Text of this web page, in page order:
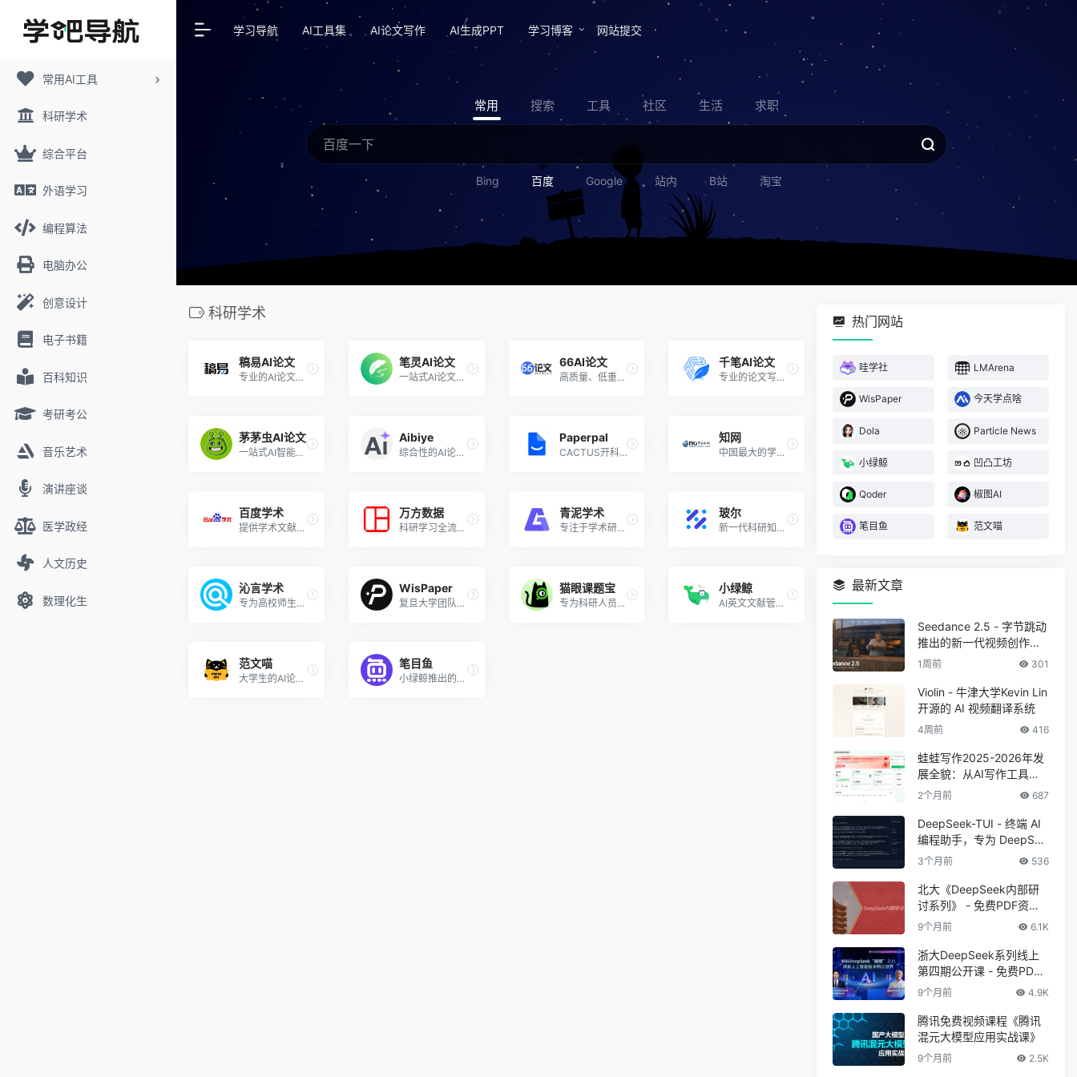
常用AI工具
科研学术
综合平台
外语学习
编程算法
电脑办公
创意设计
电子书籍
百科知识
考研考公
音乐艺术
演讲座谈
医学政经
人文历史
数理化生
学习导航 AI工具集 AI论文写作 AI生成PPT 学习博客 网站提交
常用 搜索 工具 社区 生活 求职
Bing 百度 Google 站内 B站 淘宝
科研学术
稿易AI论文
专业的AI论文写作助手，免费生成2000字大纲
笔灵AI论文
一站式AI论文写作助手
66AI论文
高质量、低重复率AI辅助论文写作工具
千笔AI论文
专业的论文写作指导工具
茅茅虫AI论文
一站式AI智能写作助手
Aibiye
综合性的AI论文写作AI平台
Paperpal
CACTUS开科思推出的英语论文AI写作工具
知网
中国最大的学术信息检索与服务平台
百度学术
提供学术文献检索和分析的平台
万方数据
科研学习全流程支持服务平台
青泥学术
专注于学术研究与写作的智能平台
玻尔
新一代科研知识库与AI学术搜索平台
沁言学术
专为高校师生、科研人员及知识工作者设计的AI科研写作工具
WisPaper
复旦大学团队推出的 AI 学术科研工具
猫眼课题宝
专为科研人员设计的AI课题申报辅助工具
小绿鲸
AI英文文献管理和阅读工具
范文喵
大学生的AI论文写作工具
笔目鱼
小绿鲸推出的专业AI英文论文写作工具
热门网站
哇学社 LMArena
WisPaper 今天学点啥
Dola Particle News
小绿鲸 凹凸工坊
Qoder 椒图AI
笔目鱼 范文喵
最新文章
Seedance 2.5 - 字节跳动
推出的新一代视频创作模
型
1周前 301
Violin - 牛津大学Kevin Lin
开源的 AI 视频翻译系统
4周前 416
蛙蛙写作2025-2026年发
展全貌：从AI写作工具到
创作者一站式工作站
2个月前 687
DeepSeek-TUI - 终端 AI
编程助手，专为 DeepSee
k V4 系列模型设计
3个月前 536
北大《DeepSeek内部研
讨系列》 - 免费PDF资料
下载
9个月前 6.1K
浙大DeepSeek系列线上
第四期公开课 - 免费PDF
资料下载
9个月前 4.9K
腾讯免费视频课程《腾讯
混元大模型应用实战课》
9个月前 2.5K